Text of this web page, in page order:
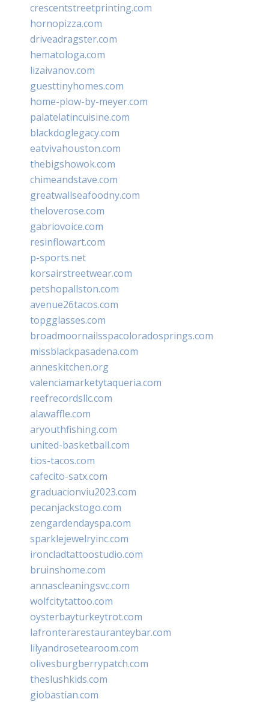
crescentstreetprinting.com
hornopizza.com
driveadragster.com
hematologa.com
lizaivanov.com
guesttinyhomes.com
home-plow-by-meyer.com
palatelatincuisine.com
blackdoglegacy.com
eatvivahouston.com
thebigshowok.com
chimeandstave.com
greatwallseafoodny.com
theloverose.com
gabriovoice.com
resinflowart.com
p-sports.net
korsairstreetwear.com
petshopallston.com
avenue26tacos.com
topgglasses.com
broadmoornailsspacoloradosprings.com
missblackpasadena.com
anneskitchen.org
valenciamarketytaqueria.com
reefrecordsllc.com
alawaffle.com
aryouthfishing.com
united-basketball.com
tios-tacos.com
cafecito-satx.com
graduacionviu2023.com
pecanjackstogo.com
zengardendayspa.com
sparklejewelryinc.com
ironcladtattoostudio.com
bruinshome.com
annascleaningsvc.com
wolfcitytattoo.com
oysterbayturkeytrot.com
lafronterarestauranteybar.com
lilyandrosetearoom.com
olivesburgberrypatch.com
theslushkids.com
giobastian.com